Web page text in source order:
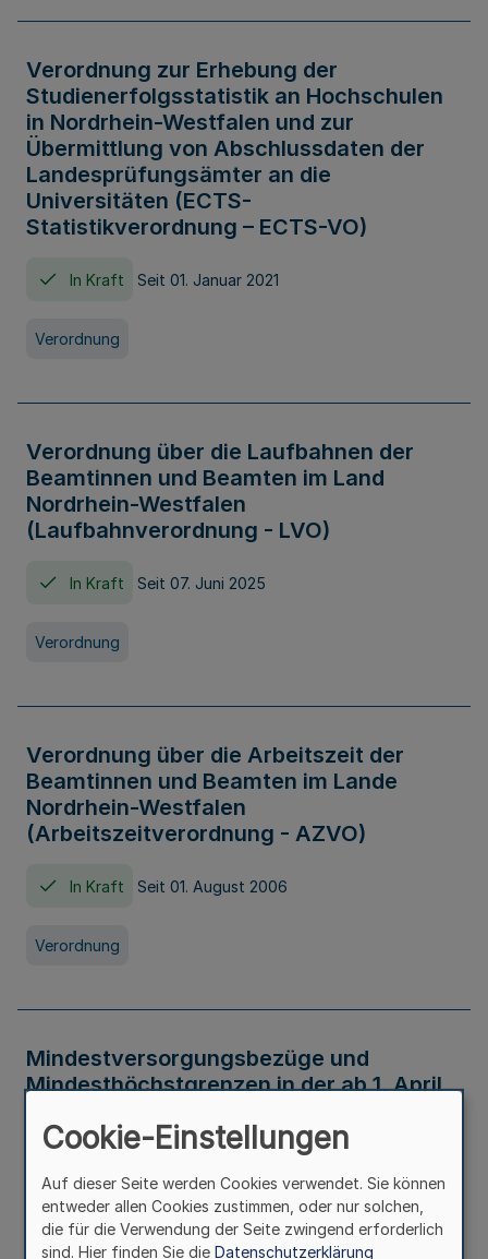
Verordnung zur Erhebung der
Studienerfolgsstatistik an Hochschulen
in Nordrhein-Westfalen und zur
Übermittlung von Abschlussdaten der
Landesprüfungsämter an die
Universitäten (ECTS-
Statistikverordnung – ECTS-VO)
In Kraft Seit 01. Januar 2021
Verordnung
Verordnung über die Laufbahnen der
Beamtinnen und Beamten im Land
Nordrhein-Westfalen
(Laufbahnverordnung - LVO)
In Kraft Seit 07. Juni 2025
Verordnung
Verordnung über die Arbeitszeit der
Beamtinnen und Beamten im Lande
Nordrhein-Westfalen
(Arbeitszeitverordnung - AZVO)
In Kraft Seit 01. August 2006
Verordnung
Mindestversorgungsbezüge und
Mindesthöchstgrenzen in der ab 1. April
Verwaltungsvorschrift
Cookie-Einstellungen
Auf dieser Seite werden Cookies verwendet. Sie können
entweder allen Cookies zustimmen, oder nur solchen,
die für die Verwendung der Seite zwingend erforderlich
sind. Hier finden Sie die Datenschutzerklärung